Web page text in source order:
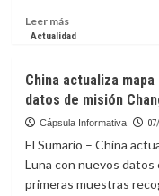
Leer másLeer
más
presenta
la
candidatura
Caracas
para
los
Actualidad
China actualiza
datos de misión
Cápsula Informativa
El Sumario – China
Luna con nuevos datos
primeras muestras